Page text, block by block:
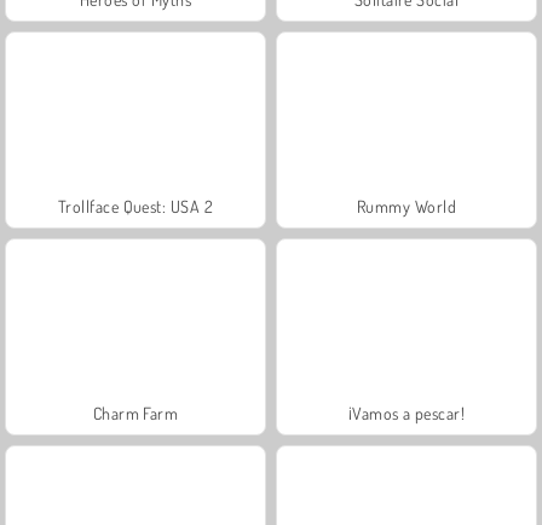
Trollface Quest: USA 2 Rummy World
Charm Farm ¡Vamos a pescar!